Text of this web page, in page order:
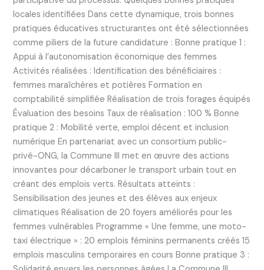
locales identifiées Dans cette dynamique, trois bonnes
pratiques éducatives structurantes ont été sélectionnées
comme piliers de la future candidature : Bonne pratique 1 :
Appui à l’autonomisation économique des femmes
Activités réalisées : Identification des bénéficiaires :
femmes maraîchères et potières Formation en
comptabilité simplifiée Réalisation de trois forages équipés
Évaluation des besoins Taux de réalisation : 100 % Bonne
pratique 2 : Mobilité verte, emploi décent et inclusion
numérique En partenariat avec un consortium public-
privé-ONG, la Commune III met en œuvre des actions
innovantes pour décarboner le transport urbain tout en
créant des emplois verts. Résultats atteints :
Sensibilisation des jeunes et des élèves aux enjeux
climatiques Réalisation de 20 foyers améliorés pour les
femmes vulnérables Programme « Une femme, une moto-
taxi électrique » : 20 emplois féminins permanents créés 15
emplois masculins temporaires en cours Bonne pratique 3 :